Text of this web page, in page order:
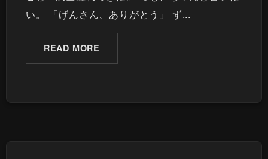
い。 「げんさん、ありがとう」 ず...
READ MORE